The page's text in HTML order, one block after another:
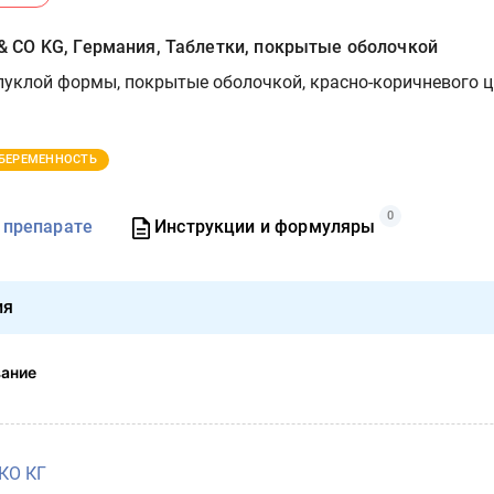
CO KG, Германия, Таблетки, покрытые оболочкой
формы, покрытые оболочкой, красно-коричневого
Инструкции и формуляры
0
КГ